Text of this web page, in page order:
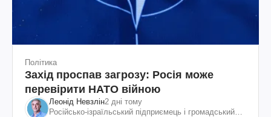
Політика
Захід проспав загрозу: Росія може
перевірити НАТО війною
Леонід Невзлін2 дні тому
Російсько-ізраїльський підприємець і громадський